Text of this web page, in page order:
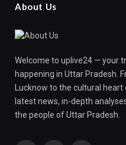
About Us
Welcome to uplive24 — your
happening in Uttar Pradesh.
Lucknow to the cultural
latest news, in-depth
the people of Uttar Pradesh.